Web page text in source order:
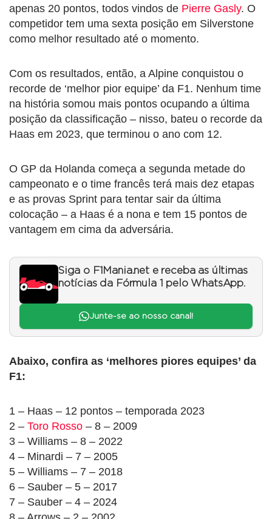
apenas 20 pontos, todos vindos de Pierre Gasly. O
competidor tem uma sexta posição em Silverstone
como melhor resultado até o momento.
Com os resultados, então, a Alpine conquistou o
recorde de ‘melhor pior equipe’ da F1. Nenhum time
na história somou mais pontos ocupando a última
posição da classificação – nisso, bateu o recorde da
Haas em 2023, que terminou o ano com 12.
O GP da Holanda começa a segunda metade do
campeonato e o time francês terá mais dez etapas
e as provas Sprint para tentar sair da última
colocação – a Haas é a nona e tem 15 pontos de
vantagem em cima da adversária.
Siga o F1Mania.net e receba as últimas
notícias da Fórmula 1 pelo WhatsApp.
Junte-se ao nosso canal!
Abaixo, confira as ‘melhores piores equipes’ da
F1:
1 – Haas – 12 pontos – temporada 2023
2 – Toro Rosso – 8 – 2009
3 – Williams – 8 – 2022
4 – Minardi – 7 – 2005
5 – Williams – 7 – 2018
6 – Sauber – 5 – 2017
7 – Sauber – 4 – 2024